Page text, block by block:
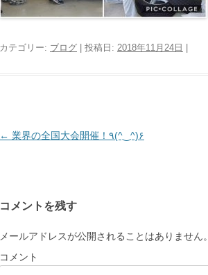
カテゴリー: ブログ | 投稿日: 2018年11月24日
投
ゲ
ー
シ
← 業界の全国大会開催！٩(^‿^)۶
コメントを残す
メールアドレスが公開されることはありません。
コメント